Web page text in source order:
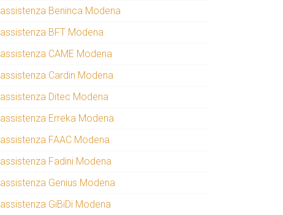
assistenza Beninca Modena
assistenza BFT Modena
assistenza CAME Modena
assistenza Cardin Modena
assistenza Ditec Modena
assistenza Erreka Modena
assistenza FAAC Modena
assistenza Fadini Modena
assistenza Genius Modena
assistenza GiBiDi Modena